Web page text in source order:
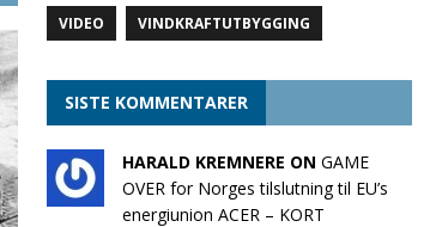
VIDEO VINDKRAFTUTBYGGING
SISTE KOMMENTARER
HARALD KREMNERE ON GAME
OVER for Norges tilslutning til EU’s
energiunion ACER – KORT